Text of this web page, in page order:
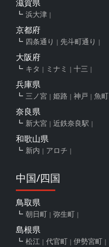
滋賀県
浜大津
京都府
四条通り 先斗町通り
大阪府
キタ ミナミ 十三
兵庫県
三ノ宮 姫路 神戸 魚町
奈良県
新大宮 近鉄奈良駅
和歌山県
新内 アロチ
中国/四国
鳥取県
朝日町 弥生町
島根県
松江 代官町 伊勢宮町